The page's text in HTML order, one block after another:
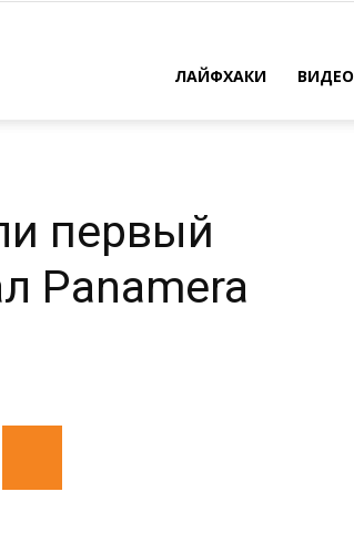
ЛАЙФХАКИ ВИДЕО
первый
Panamera